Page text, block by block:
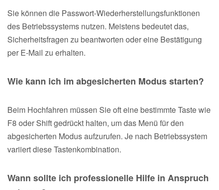
Sie können die Passwort-Wiederherstellungsfunktionen
des Betriebssystems nutzen. Meistens bedeutet das,
Sicherheitsfragen zu beantworten oder eine Bestätigung
per E-Mail zu erhalten.
Wie kann ich im abgesicherten Modus starten?
Beim Hochfahren müssen Sie oft eine bestimmte Taste wie
F8 oder Shift gedrückt halten, um das Menü für den
abgesicherten Modus aufzurufen. Je nach Betriebssystem
variiert diese Tastenkombination.
Wann sollte ich professionelle Hilfe in Anspruch